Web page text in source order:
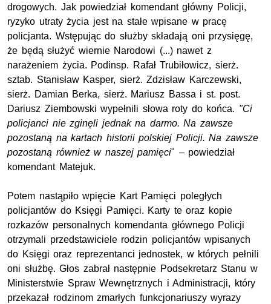
drogowych. Jak powiedział komendant główny Policji,
ryzyko utraty życia jest na stałe wpisane w pracę
policjanta. Wstępując do służby składają oni przysięgę,
że będą służyć wiernie Narodowi (...) nawet z
narażeniem życia. Podinsp. Rafał Trubiłowicz, sierż.
sztab. Stanisław Kasper, sierż. Zdzisław Karczewski,
sierż. Damian Berka, sierż. Mariusz Bassa i st. post.
Dariusz Ziembowski wypełnili słowa roty do końca. "Ci
policjanci nie zginęli jednak na darmo. Na zawsze
pozostaną na kartach historii polskiej Policji. Na zawsze
pozostaną również w naszej pamięci" – powiedział
komendant Matejuk.
Potem nastąpiło wpięcie Kart Pamięci poległych
policjantów do Księgi Pamięci. Karty te oraz kopie
rozkazów personalnych komendanta głównego Policji
otrzymali przedstawiciele rodzin policjantów wpisanych
do Księgi oraz reprezentanci jednostek, w których pełnili
oni służbę. Głos zabrał następnie Podsekretarz Stanu w
Ministerstwie Spraw Wewnętrznych i Administracji, który
przekazał rodzinom zmarłych funkcjonariuszy wyrazy